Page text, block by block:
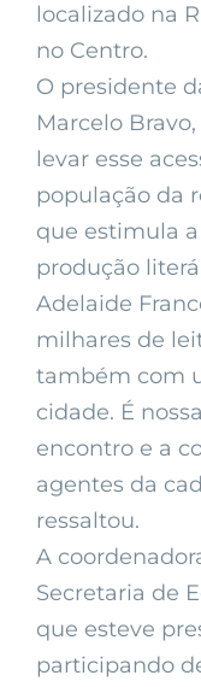
localizado na
no Centro.
O presidente
Marcelo
levar esse
população da
que estimula
produção
Adelaide
milhares de
também com
cidade. É
encontro e a
agentes da
ressaltou.
A
Secretaria de
que esteve
participando